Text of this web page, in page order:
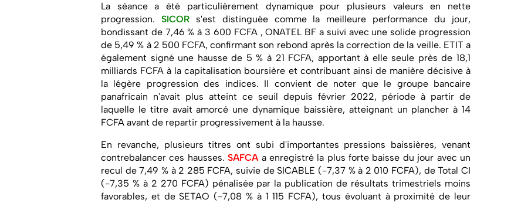
La séance a été particulièrement dynamique pour plusieurs valeurs en nette
progression. SICOR
s'est distinguée comme la meilleure performance du jour,
bondissant de 7,46 % à 3 600 FCFA , ONATEL BF a suivi avec une solide progression
de 5,49 % à 2 500 FCFA, confirmant son rebond après la correction de la veille. ETIT a
également signé une hausse de 5 % à 21 FCFA, apportant à elle seule près de 18,1
milliards FCFA à la capitalisation boursière et contribuant ainsi de manière décisive à
la légère progression des indices. Il convient de noter que le groupe bancaire
panafricain n'avait plus atteint ce seuil depuis février 2022, période à partir de
laquelle le titre avait amorcé une dynamique baissière, atteignant un plancher à 14
FCFA avant de repartir progressivement à la hausse.
En revanche, plusieurs titres ont subi d'importantes pressions baissières, venant
contrebalancer ces hausses.SAFCA a enregistré la plus forte baisse du jour avec un
recul de 7,49 % à 2 285 FCFA, suivie de SICABLE (-7,37 % à 2 010 FCFA), de Total CI
(-7,35 % à 2 270 FCFA) pénalisée par la publication de résultats trimestriels moins
favorables, et de SETAO (-7,08 % à 1 115 FCFA), tous évoluant à proximité de leur